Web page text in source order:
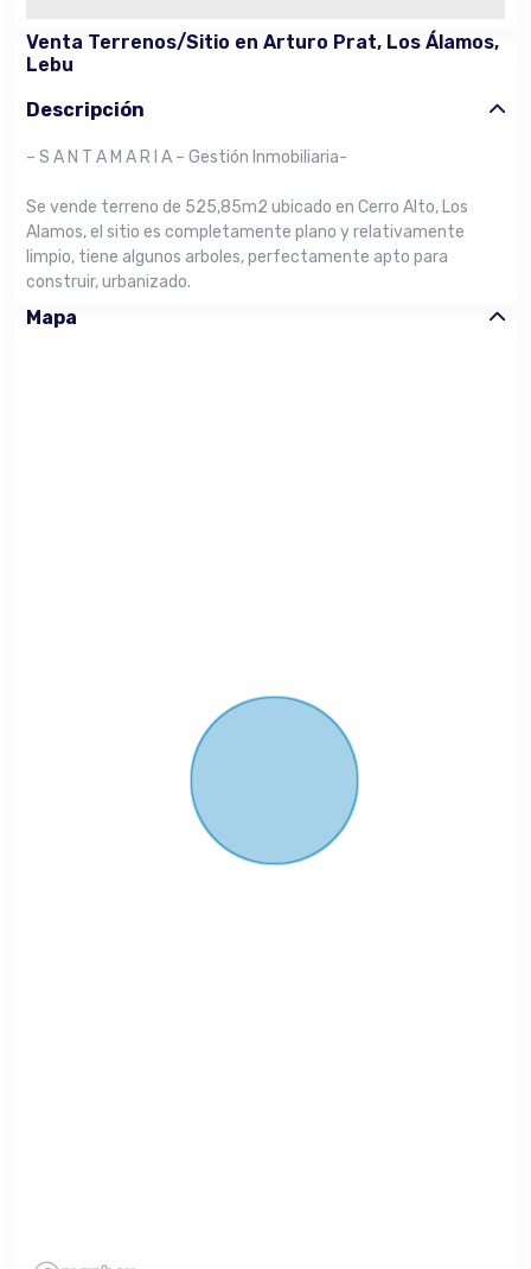
Venta Terrenos/Sitio en Arturo Prat, Los Álamos,
Lebu
Descripción
– S A N T A M A R I A – Gestión Inmobiliaria-
Se vende terreno de 525,85m2 ubicado en Cerro Alto, Los
Alamos, el sitio es completamente plano y relativamente
limpio, tiene algunos arboles, perfectamente apto para
construir, urbanizado.
Mapa